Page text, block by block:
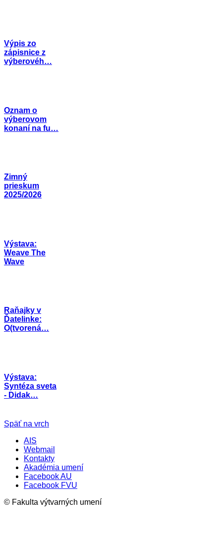
Výpis zo
zápisnice z
výberovéh…
Oznam o
výberovom
konaní na fu…
Zimný
prieskum
2025/2026
Výstava:
Weave The
Wave
Raňajky v
Ďatelinke:
O(tvorená…
Výstava:
Syntéza sveta
- Didak…
Späť na vrch
AIS
Webmail
Kontakty
Akadémia umení
Facebook AU
Facebook FVU
© Fakulta výtvarných umení